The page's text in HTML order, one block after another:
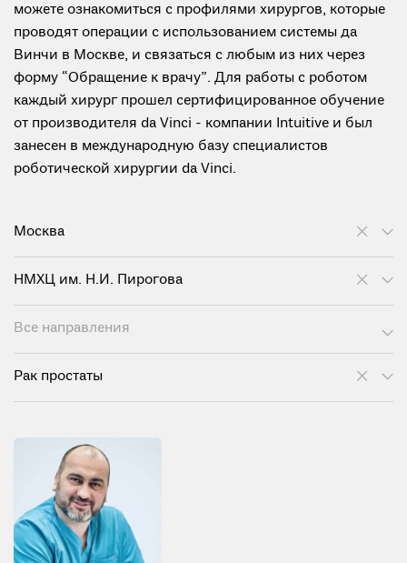
можете ознакомиться с профилями хирургов, которые
проводят операции с использованием системы да
Винчи в Москве, и связаться с любым из них через
форму “Обращение к врачу”. Для работы с роботом
каждый хирург прошел сертифицированное обучение
от производителя da Vinci - компании Intuitive и был
занесен в международную базу специалистов
роботической хирургии da Vinci.
Москва
НМХЦ им. Н.И. Пирогова
Все направления
Рак простаты